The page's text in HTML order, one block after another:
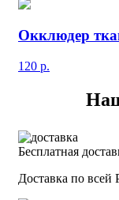
Окклюдер
120 р.
Бесплатная
Доставка по всей